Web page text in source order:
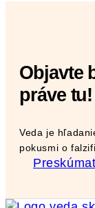
Objavte
práve tu!
Veda je
pokusmi o